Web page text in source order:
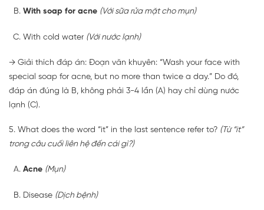
With soap for acne (Với sữa rửa mặt cho mụn)
With cold water (Với nước lạnh)
→ Giải thích đáp án: Đoạn văn khuyên: “Wash your face with
special soap for acne, but no more than twice a day.” Do đó,
đáp án đúng là B, không phải 3-4 lần (A) hay chỉ dùng nước
lạnh (C).
5. What does the word “it” in the last sentence refer to? (Từ “it”
trong câu cuối liên hệ đến cái gì?)
Acne (Mụn)
Disease (Dịch bệnh)